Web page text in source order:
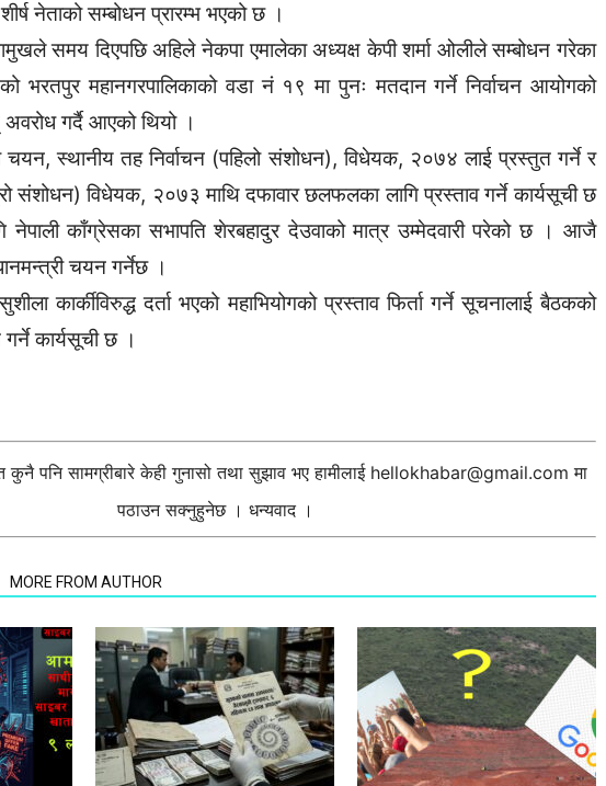
नेताको सम्बोधन प्रारम्भ भएको छ ।
समय दिएपछि अहिले नेकपा एमालेका अध्यक्ष केपी शर्मा ओलीले सम्बोधन गरेका
भरतपुर महानगरपालिकाको वडा नं १९ मा पुनः मतदान गर्ने निर्वाचन आयोगको
अवरोध गर्दै आएको थियो ।
चयन, स्थानीय तह निर्वाचन (पहिलो संशोधन), विधेयक, २०७४ लाई प्रस्तुत गर्ने र
संशोधन) विधेयक, २०७३ माथि दफावार छलफलका लागि प्रस्ताव गर्ने कार्यसूची छ
नेपाली काँग्रेसका सभापति शेरबहादुर देउवाको मात्र उम्मेदवारी परेको छ । आजै
चयन गर्नेछ ।
कार्कीविरुद्ध दर्ता भएको महाभियोगको प्रस्ताव फिर्ता गर्ने सूचनालाई बैठकको
कार्यसूची छ ।
कुनै पनि सामग्रीबारे केही गुनासो तथा सुझाव भए हामीलाई hellokhabar@gmail.com मा
पठाउन सक्नुहुनेछ । धन्यवाद ।
MORE FROM AUTHOR